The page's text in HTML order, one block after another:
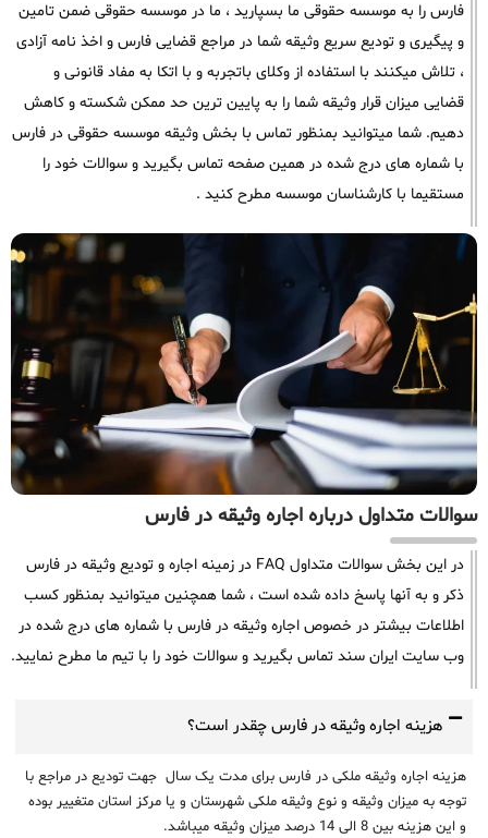
فارس را به موسسه حقوقی ما بسپارید ، ما در موسسه حقوقی ضمن تامین
و پیگیری و تودیع سریع وثیقه شما در مراجع قضایی فارس و اخذ نامه آزادی
، تلاش میکنند با استفاده از وکلای باتجربه و با اتکا به مفاد قانونی و
قضایی میزان قرار وثیقه شما را به پایین ترین حد ممکن شکسته و کاهش
دهیم. شما میتوانید بمنظور تماس با بخش وثیقه موسسه حقوقی در فارس
با شماره های درج شده در همین صفحه تماس بگیرید و سوالات خود را
مستقیما با کارشناسان موسسه مطرح کنید .
سوالات متداول درباره اجاره وثیقه در فارس
در این بخش سوالات متداول FAQ در زمینه اجاره و تودیع وثیقه در فارس
ذکر و به آنها پاسخ داده شده است ، شما همچنین میتوانید بمنظور کسب
اطلاعات بیشتر در خصوص اجاره وثیقه در فارس با شماره های درج شده در
وب سایت ایران سند تماس بگیرید و سوالات خود را با تیم ما مطرح نمایید.
هزینه اجاره وثیقه در فارس چقدر است؟
هزینه اجاره وثیقه ملکی در فارس برای مدت یک سال جهت تودیع در مراجع با
توجه به میزان وثیقه و نوع وثیقه ملکی شهرستان و یا مرکز استان متغییر بوده
و این هزینه بین 8 الی 14 درصد میزان وثیقه میباشد.